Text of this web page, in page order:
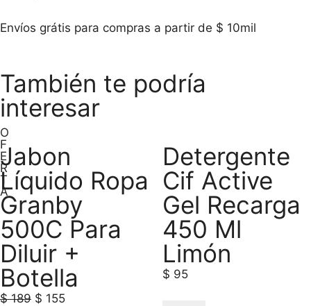
Envíos grátis para compras a partir de $ 10mil
También te podría
interesar
O
F
E
R
T
A
Jabon
Líquido Ropa
Granby
500C Para
Diluir +
Botella
$189 $ 155
Detergente
Cif Active
Gel Recarga
450 Ml
Limón
$ 95